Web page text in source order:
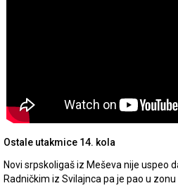
Ostale utakmice 14. kola
Novi srpskoligaš iz Meševa nije uspeo
Radničkim iz Svilajnca pa je pao u